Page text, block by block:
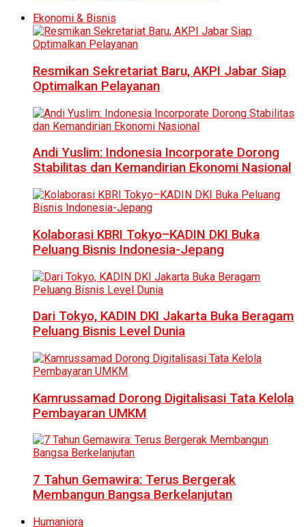
Ekonomi & Bisnis
Resmikan Sekretariat Baru, AKPI Jabar Siap
Optimalkan Pelayanan
Andi Yuslim: Indonesia Incorporate Dorong
Stabilitas dan Kemandirian Ekonomi Nasional
Kolaborasi KBRI Tokyo–KADIN DKI Buka
Peluang Bisnis Indonesia-Jepang
Dari Tokyo, KADIN DKI Jakarta Buka Beragam
Peluang Bisnis Level Dunia
Kamrussamad Dorong Digitalisasi Tata Kelola
Pembayaran UMKM
7 Tahun Gemawira: Terus Bergerak
Membangun Bangsa Berkelanjutan
Humaniora